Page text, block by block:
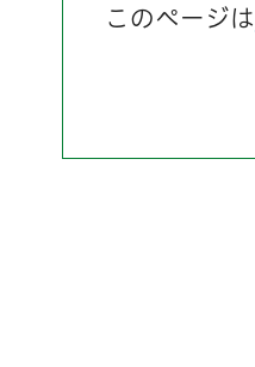
このページは